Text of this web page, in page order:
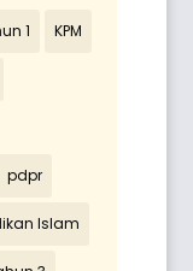
1 KPM
pdpr
Islam